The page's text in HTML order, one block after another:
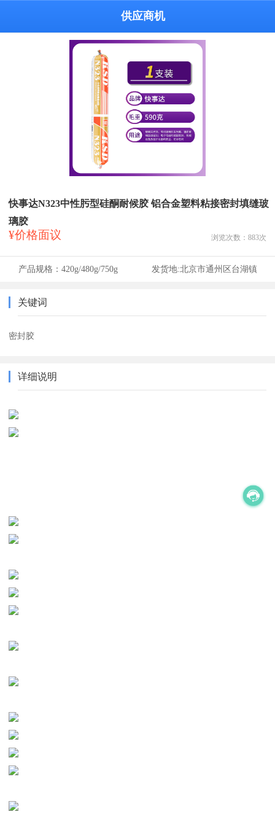
供应商机
快事达N323中性肟型硅酮耐候胶 铝合金塑料粘接密封填缝玻
璃胶
¥价格面议 浏览次数： 883次
产品规格： 420g/480g/750g 发货地:北京市通州区台湖镇
关键词
密封胶
详细说明